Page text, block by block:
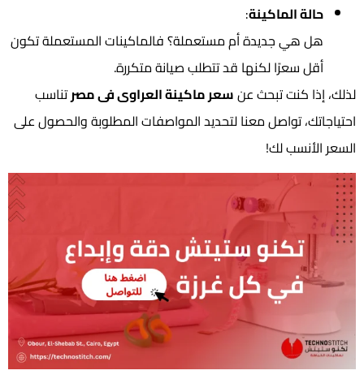
حالة الماكينة:
هل هي جديدة أم مستعملة؟ فالماكينات المستعملة تكون
أقل سعرًا لكنها قد تتطلب صيانة متكررة.
لذلك، إذا كنت تبحث عنسعر ماكينة العراوى فى مصرتناسب
احتياجاتك، تواصل معنا لتحديد المواصفات المطلوبة والحصول على
السعر الأنسب لك!